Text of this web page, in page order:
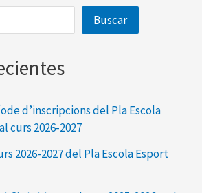
Buscar
d’inscripcions del Pla Escola
curs 2026-2027
2026-2027 del Pla Escola Esport